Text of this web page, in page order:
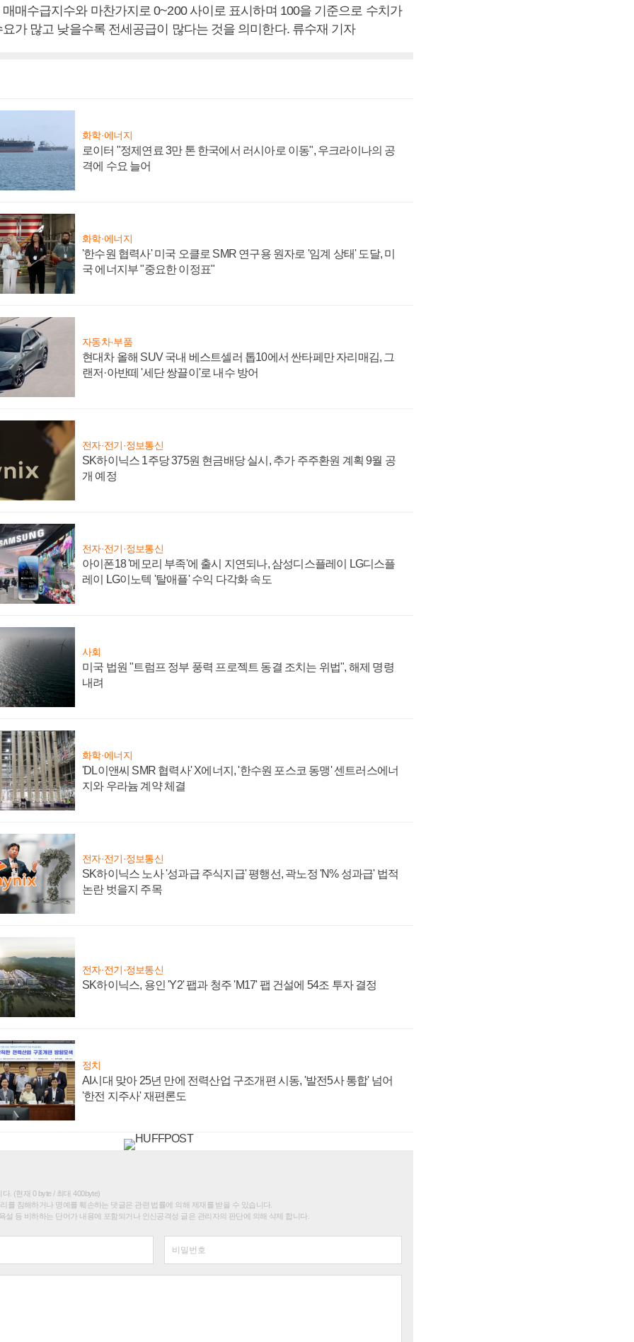
매수급지수와 마찬가지로 0~200 사이로 표시하며 100을 기준으로 수치가
가 많고 낮을수록 전세공급이 많다는 것을 의미한다. 류수재 기자
화학·에너지
로이터 "정제연료 3만 톤 한국에서 러시아로 이동", 우크라이나의 공
격에 수요 늘어
화학·에너지
'한수원 협력사' 미국 오클로 SMR 연구용 원자로 '임계 상태' 도달, 미
국 에너지부 "중요한 이정표"
자동차·부품
현대차 올해 SUV 국내 베스트셀러 톱10에서 싼타페만 자리매김, 그
랜저·아반떼 '세단 쌍끌이'로 내수 방어
전자·전기·정보통신
SK하이닉스 1주당 375원 현금배당 실시, 추가 주주환원 계획 9월 공
개 예정
전자·전기·정보통신
아이폰18 '메모리 부족'에 출시 지연되나, 삼성디스플레이 LG디스플
레이 LG이노텍 '탈애플' 수익 다각화 속도
사회
미국 법원 "트럼프 정부 풍력 프로젝트 동결 조치는 위법", 해제 명령
내려
화학·에너지
'DL이앤씨 SMR 협력사' X에너지, '한수원 포스코 동맹' 센트러스에너
지와 우라늄 계약 체결
전자·전기·정보통신
SK하이닉스 노사 '성과급 주식지급' 평행선, 곽노정 'N% 성과급' 법적
논란 벗을지 주목
전자·전기·정보통신
SK하이닉스, 용인 'Y2' 팹과 청주 'M17' 팹 건설에 54조 투자 결정
정치
AI시대 맞아 25년 만에 전력산업 구조개편 시동, '발전5사 통합' 넘어
'한전 지주사' 재편론도
. (현재 0 byte / 최대 400byte)
를 침해하거나 명예를 훼손하는 댓글은 관련 법률에 의해 제재를 받을 수 있습니다.
설 등 비하하는 단어가 내용에 포함되거나 인신공격성 글은 관리자의 판단에 의해 삭제 합니다.